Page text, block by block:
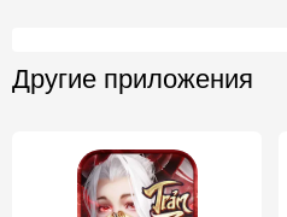
Другие приложения